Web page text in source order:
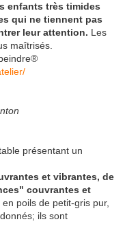
enfants très timides
qui ne tiennent pas
leur attention. Les
maîtrisés.
présentant un
et vibrantes, de
couvrantes et
poils de petit-gris pur,
ils sont